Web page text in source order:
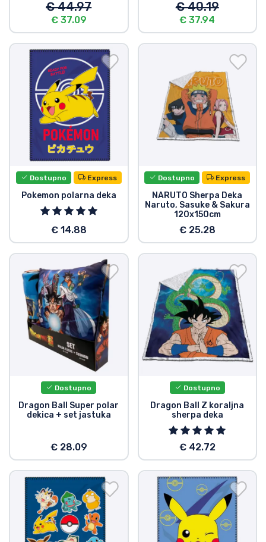
€ 44.97
€ 37.09
€ 40.19
€ 37.94
Dostupno Express
Pokemon polarna deka
€ 14.88
Dostupno Express
NARUTO Sherpa Deka
Naruto, Sasuke & Sakura
120x150cm
€ 25.28
Dostupno
Dragon Ball Super polar
dekica + set jastuka
€ 28.09
Dostupno
Dragon Ball Z koraljna
sherpa deka
€ 42.72